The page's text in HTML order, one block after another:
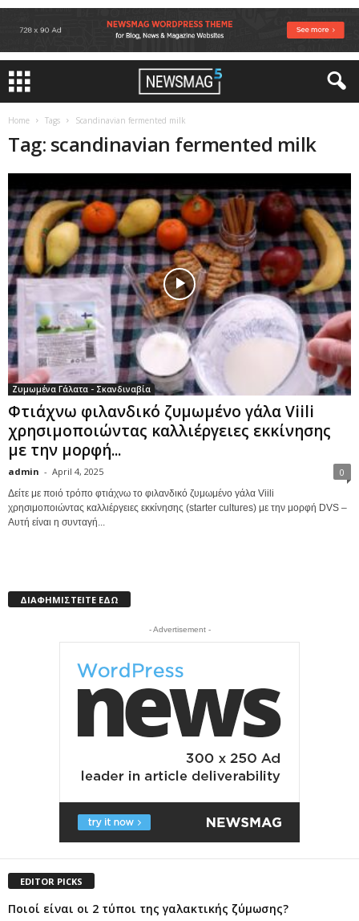
Home Tags Scandinavian fermented milk
Tag: scandinavian fermented milk
Ζυμωμένα Γάλατα - Σκανδιναβία
Φτιάχνω φιλανδικό ζυμωμένο γάλα Viili
χρησιμοποιώντας καλλιέργειες εκκίνησης
με την μορφή...
admin - April 4, 2025 0
Δείτε με ποιό τρόπο φτιάχνω το φιλανδικό ζυμωμένο γάλα Viili
χρησιμοποιώντας καλλιέργειες εκκίνησης (starter cultures) με την μορφή DVS –
Αυτή είναι η συνταγή...
ΔΙΑΦΗΜΙΣΤΕΙΤΕ ΕΔΩ
- Advertisement -
EDITOR PICKS
Ποιοί είναι οι 2 τύποι της γαλακτικής ζύμωσης?